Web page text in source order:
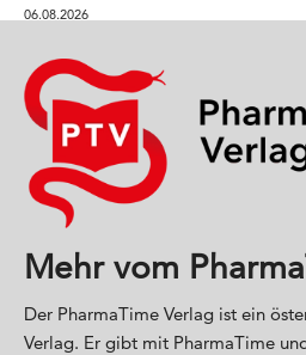
06.08.2026
Mehr vom
Der PharmaTime Verlag ist ein
Verlag. Er gibt mit PharmaTime